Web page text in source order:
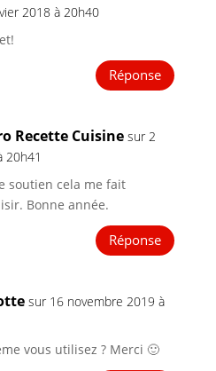
2018 à 20h40
Réponse
Recette Cuisine sur 2
20h41
soutien cela me fait
Bonne année.
Réponse
sur 16 novembre 2019 à
vous utilisez ? Merci 🙂